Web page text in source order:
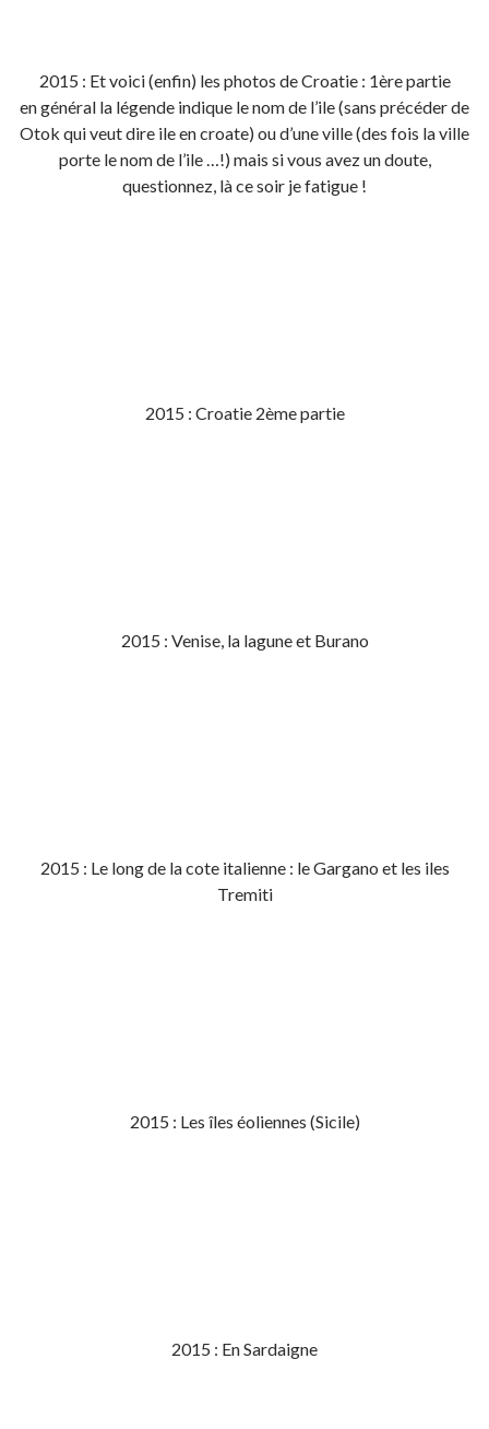
2015 : Et voici (enfin) les photos de Croatie : 1ère partie
en général la légende indique le nom de l’ile (sans précéder de
Otok qui veut dire ile en croate) ou d’une ville (des fois la ville
porte le nom de l’ile …!) mais si vous avez un doute,
questionnez, là ce soir je fatigue !
2015 : Croatie 2ème partie
2015 : Venise, la lagune et Burano
2015 : Le long de la cote italienne : le Gargano et les iles
Tremiti
2015 : Les îles éoliennes (Sicile)
2015 : En Sardaigne